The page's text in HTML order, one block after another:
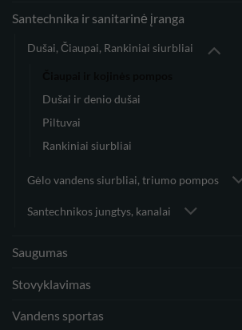
Santechnika ir sanitarinė įranga
Dušai, Čiaupai, Rankiniai siurbliai
Dušai ir denio dušai
Piltuvai
Rankiniai siurbliai
Gėlo vandens siurbliai, triumo pompos
Santechnikos jungtys, kanalai
Saugumas
Stovyklavimas
Vandens sportas